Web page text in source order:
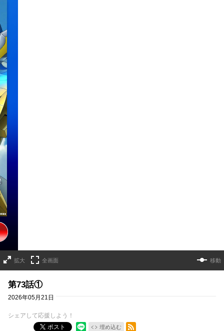
拡大 全画面 移動
第73話①
2026年05月21日
シェアして応援しよう！
ポスト
埋め込む
RSSフィード